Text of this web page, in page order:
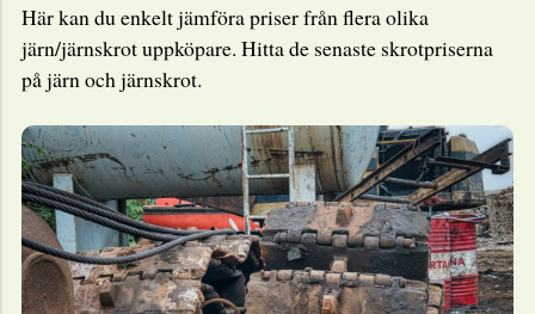
Här kan du enkelt jämföra priser från flera olika
järn/järnskrot uppköpare. Hitta de senaste skrotpriserna
på järn och järnskrot.